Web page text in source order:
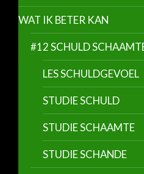
WAT IK BETER KAN
#12 SCHULD
LES SCHULDGEVOEL
STUDIE SCHULD
STUDIE SCHAAMTE
STUDIE SCHANDE